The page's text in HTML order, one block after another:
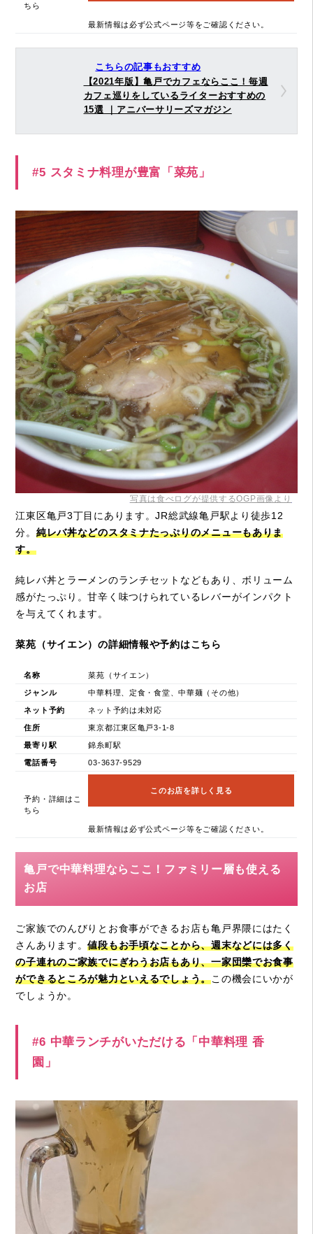
ちら
最新情報は必ず公式ページ等をご確認ください。
こちらの記事もおすすめ
【2021年版】亀戸でカフェならここ！毎週
カフェ巡りをしているライターおすすめの
15選 ｜アニバーサリーズマガジン
#5 スタミナ料理が豊富「菜苑」
写真は食べログが提供するOGP画像より
江東区亀戸3丁目にあります。JR総武線亀戸駅より徒歩12
分。 純レバ丼などのスタミナたっぷりのメニューもありま
す。
純レバ丼とラーメンのランチセットなどもあり、ボリューム
感がたっぷり。甘辛く味つけられているレバーがインパクト
を与えてくれます。
菜苑（サイエン）の詳細情報や予約はこちら
名称 菜苑（サイエン）
ジャンル 中華料理、定食・食堂、中華麺（その他）
ネット予約 ネット予約は未対応
住所 東京都江東区亀戸3-1-8
最寄り駅 錦糸町駅
電話番号 03-3637-9529
予約・詳細はこ
ちら
このお店を詳しく見る
最新情報は必ず公式ページ等をご確認ください。
亀戸で中華料理ならここ！ファミリー層も使える
お店
ご家族でのんびりとお食事ができるお店も亀戸界隈にはたく
さんあります。値段もお手頃なことから、週末などには多く
の子連れのご家族でにぎわうお店もあり、一家団欒でお食事
ができるところが魅力といえるでしょう。この機会にいかが
でしょうか。
#6 中華ランチがいただける「中華料理 香
園」